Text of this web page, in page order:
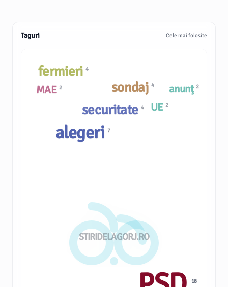
Taguri Cele mai folosite
STIRIDELAGORJ.RO
UE 2
alegeri7
securitate 4
18
sondaj4
MAE 2 anunţ 2
fermieri 4